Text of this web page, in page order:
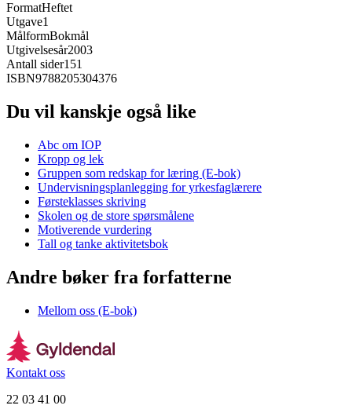
FormatHeftet
Utgave1
MålformBokmål
Utgivelsesår2003
Antall sider151
ISBN9788205304376
Du vil kanskje også like
Abc om IOP
Kropp og lek
Gruppen som redskap for læring (E-bok)
Undervisningsplanlegging for yrkesfaglærere
Førsteklasses skriving
Skolen og de store spørsmålene
Motiverende vurdering
Tall og tanke aktivitetsbok
Andre bøker fra forfatterne
Mellom oss (E-bok)
Kontakt oss
22 03 41 00